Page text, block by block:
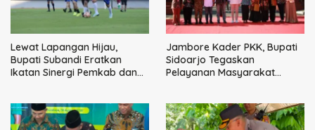
Lewat Lapangan Hijau,
Bupati Subandi Eratkan
Ikatan Sinergi Pemkab dan
Jambore Kader PKK, Bupati
Sidoarjo Tegaskan
Pelayanan Masyarakat